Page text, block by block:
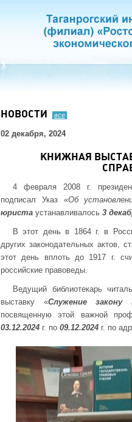
НОВОСТИ все
02 декабря, 2024
КНИЖНАЯ
4 февраля 2008 г.
подписал Указ «Об
юриста устанавливалось 3
В этот день в 1864 г. в
других законодательных актов,
этот день вплоть до 1917 г.
российские правоведы.
Ведущий библиотекарь
выставку «Служение закону
посвященную этой важной
03.12.2024 г. по 09.12.2024 г. по